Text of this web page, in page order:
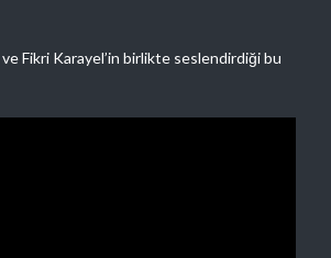
ve Fikri Karayel’in birlikte seslendirdiği bu